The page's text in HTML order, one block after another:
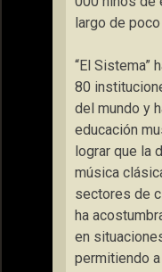
largo de
“El Sistema”
80
del mundo y
educación
lograr que la
música
sectores de
ha
en
permitiendo